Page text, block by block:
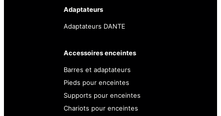
Adaptateurs
Adaptateurs DANTE
Accessoires enceintes
Barres et adaptateurs
Pieds pour enceintes
Supports pour enceintes
Chariots pour enceintes